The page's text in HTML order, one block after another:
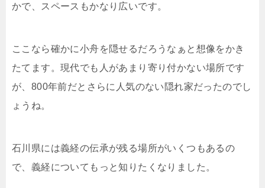
かで、スペースもかなり広いです。
ここなら確かに小舟を隠せるだろうなぁと想像をかき
たてます。現代でも人があまり寄り付かない場所です
が、800年前だとさらに人気のない隠れ家だったのでし
ょうね。
石川県には義経の伝承が残る場所がいくつもあるの
で、義経についてもっと知りたくなりました。